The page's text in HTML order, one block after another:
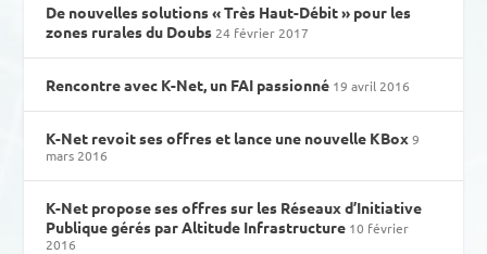
De nouvelles solutions « Très Haut-Débit » pour les
zones rurales du Doubs 24 février 2017
Rencontre avec K-Net, un FAI passionné 19 avril 2016
K-Net revoit ses offres et lance une nouvelle KBox 9
mars 2016
K-Net propose ses offres sur les Réseaux d’Initiative
Publique gérés par Altitude Infrastructure 10 février
2016